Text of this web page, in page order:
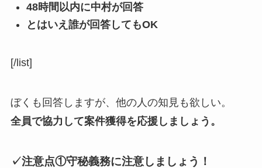
48時間以内に中村が回答
とはいえ誰が回答してもOK
[/list]
ぼくも回答しますが、他の人の知見も欲しい。
全員で協力して案件獲得を応援しましょう。
✓注意点①守秘義務に注意しましょう！